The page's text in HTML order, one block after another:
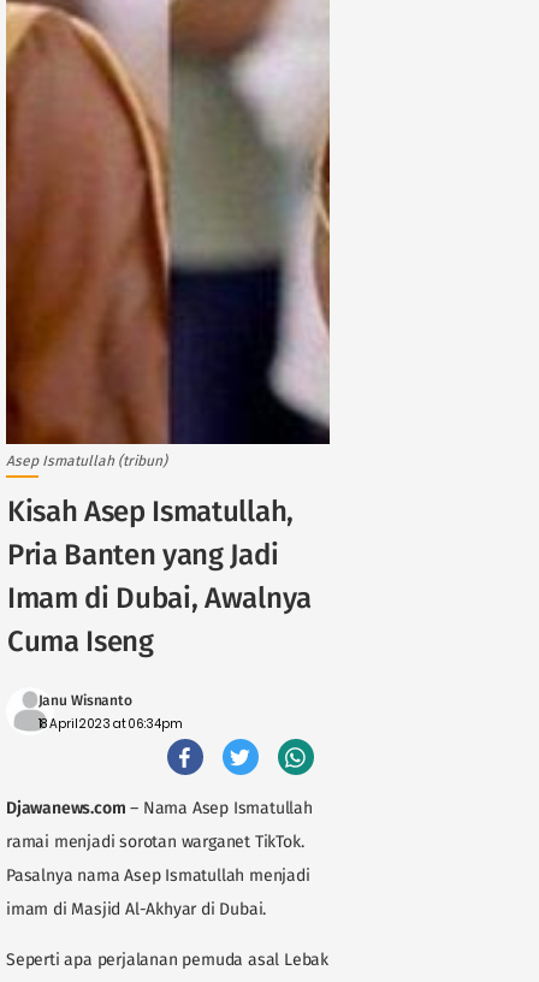
Asep Ismatullah (tribun)
Kisah Asep Ismatullah,
Pria Banten yang Jadi
Imam di Dubai, Awalnya
Cuma Iseng
Janu Wisnanto
18 April 2023 at 06:34pm
Djawanews.com – Nama Asep Ismatullah
ramai menjadi sorotan warganet TikTok.
Pasalnya nama Asep Ismatullah menjadi
imam di Masjid Al-Akhyar di Dubai.
Seperti apa perjalanan pemuda asal Lebak